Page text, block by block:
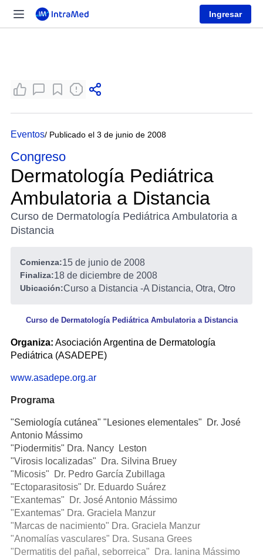
Ingresar
Eventos/ Publicado el 3 de junio de 2008
Congreso
Dermatología Pediátrica
Ambulatoria a Distancia
Curso de Dermatología Pediátrica Ambulatoria a
Distancia
Comienza:15 de junio de 2008
Finaliza:18 de diciembre de 2008
Ubicación:Curso a Distancia -A Distancia, Otra, Otro
Curso de Dermatología Pediátrica Ambulatoria a Distancia
Organiza: Asociación Argentina de Dermatología
Pediátrica (ASADEPE)
www.asadepe.org.ar
Programa
"Semiología cutánea" "Lesiones elementales" Dr. José
Antonio Mássimo
"Piodermitis" Dra. Nancy Leston
"Virosis localizadas" Dra. Silvina Bruey
"Micosis" Dr. Pedro García Zubillaga
"Ectoparasitosis" Dr. Eduardo Suárez
"Exantemas" Dr. José Antonio Mássimo
"Exantemas" Dra. Graciela Manzur
"Marcas de nacimiento" Dra. Graciela Manzur
"Anomalías vasculares" Dra. Susana Grees
"Dermatitis del pañal, seborreica" Dra. Ianina Mássimo